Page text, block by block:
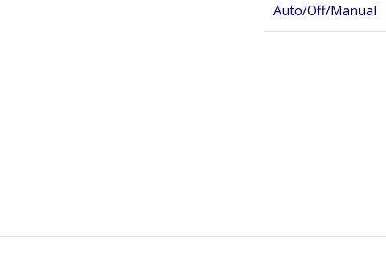
Auto/Off/Manual